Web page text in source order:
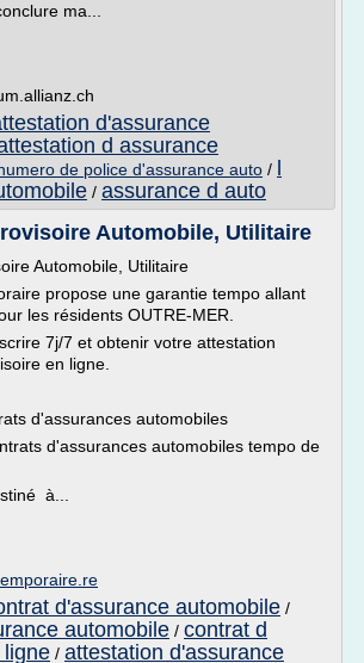
ma...
d'assurance
d assurance
de police d'assurance auto /
/ assurance d auto
Automobile, Utilitaire
Automobile, Utilitaire
propose une garantie tempo allant
les résidents OUTRE-MER.
7j/7 et obtenir votre attestation
en ligne.
d'assurances automobiles
d'assurances automobiles tempo de
à...
d'assurance automobile /
automobile / contrat d
ligne / attestation d'assurance